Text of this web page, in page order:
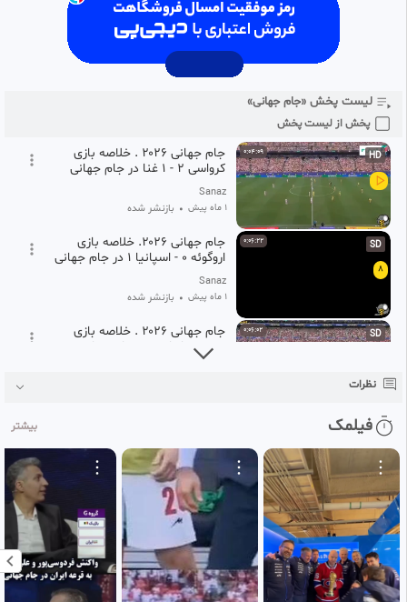
لیست پخش «جام جهانی»
پخش از لیست پخش
جهانی
Sanaz
1 ماه پیش • بازنشر شده
0:06:49
جام جهانی ۲۰۲۶ . خلاصه بازی
کلمبیا ۰ - پرتغال ۰ در جام جهانی
0:04:09 HD
جام جهانی ۲۰۲۶ . خلاصه بازی
کرواسی ۲ - ۱ غنا در جام جهانی
Sanaz
1 ماه پیش • بازنشر شده
8
0:06:22 SD
جام جهانی ۲۰۲۶. خلاصه بازی
اروگوئه ۰ - اسپانیا ۱ در جام جهانی
Sanaz
1 ماه پیش • بازنشر شده
0:06:02 SD
جام جهانی ۲۰۲۶ . خلاصه بازی
مصر ۱ - ایران ۱ در جام جهانی
10
HD
1 ماه پیش • بازنشر شده
11
0:06:49 HD
خلاصه بازی پرتغال ۰ کلمبیا ۰ /
جام جهانی ۲۰۲۶
Sanaz
• بازنشر شده
0:03:06
نظرات
فیلمک بیشتر